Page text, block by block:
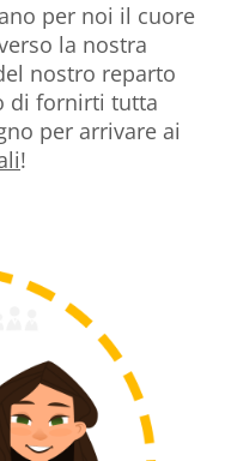
per noi il cuore
la nostra
nostro reparto
di fornirti tutta
per arrivare ai
!